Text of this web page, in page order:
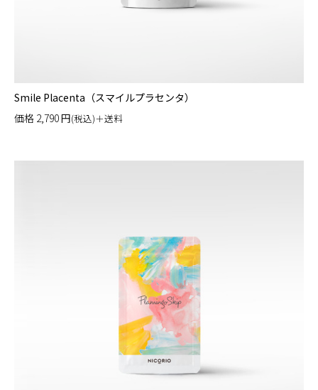
Smile Placenta（スマイルプラセンタ）
価格 2,790円(税込)＋送料